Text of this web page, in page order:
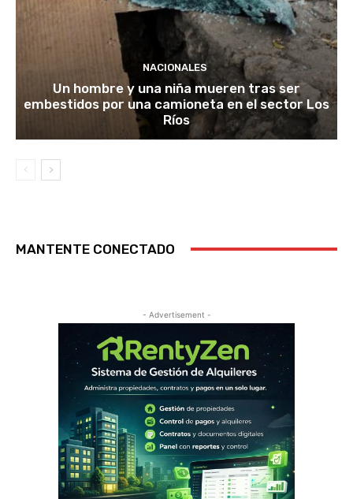
NACIONALES
Un hombre y una niña mueren tras ser
embestidos por una camioneta en el sector Los
Ríos
MANTENTE CONECTADO
- Advertisement -